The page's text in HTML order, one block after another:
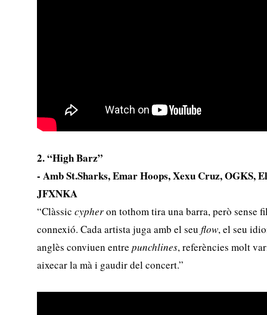
2. “High Barz”
- Amb St.Sharks, Emar Hoops, Xexu Cruz, OGKS,
JFXNKA
“Clàssiccypheron tothom tira una barra, però sense
connexió. Cada artista juga amb el seuflow, el seu
anglès conviuen entrepunchlines, referències molt
aixecar la mà i gaudir del concert.”